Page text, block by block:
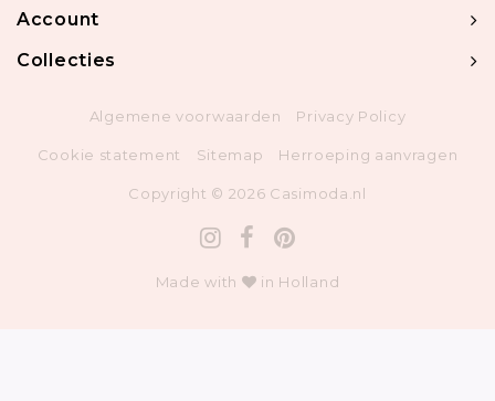
Account
Collecties
Algemene voorwaarden Privacy Policy
Cookie statement Sitemap Herroeping aanvragen
Copyright © 2026 Casimoda.nl
Made with in Holland